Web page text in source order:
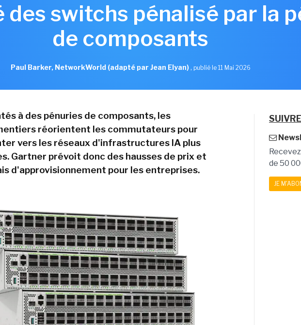
des switchs pénalisé par la
de composants
Paul Barker, NetworkWorld (adapté par Jean Elyan), publié le 11 Mai 2026
à des pénuries de composants, les
réorientent les commutateurs pour
vers les réseaux d'infrastructures IA plus
Gartner prévoit donc des hausses de prix et
d'approvisionnement pour les entreprises.
de 50
JE